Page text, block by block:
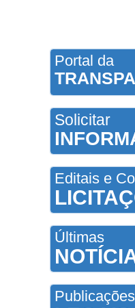
Portal da
Solicitar
Editais e
Últimas
Publicações